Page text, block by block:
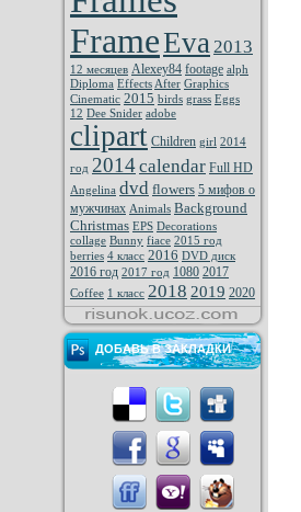
FrameEva 2013
12 месяцев Alexey84 footage alph
Diploma Effects After Graphics
Cinematic 2015 birds grass Eggs
12 Dee Snider adobe
clipart Children girl 2014
год 2014calendar Full HD
Angelina dvd flowers 5 мифов о
мужчинах Animals Background
Christmas EPS Decorations
collage Bunny fiace 2015 год
berries 4 класс 2016 DVD диск
2016 год 2017 год 1080 2017
Coffee 1 класс 2018 2019 2020
ДОБАВЬ В ЗАКЛАДКИ